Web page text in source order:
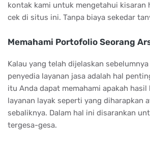
kontak kami untuk mengetahui kisaran
cek di situs ini. Tanpa biaya sekedar
Memahami Portofolio Seorang
Kalau yang telah dijelaskan
penyedia layanan jasa adalah hal
itu Anda dapat memahami apakah
layanan layak seperti yang diharapkan
sebaliknya. Dalam hal ini disarankan
tergesa-gesa.